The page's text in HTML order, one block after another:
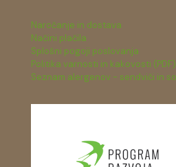
Naročanje in dostava
Načini plačila
Splošni pogoji poslovanja
Politika varnosti in kakovosti (PDF)
Seznam alergenov - sendviči in